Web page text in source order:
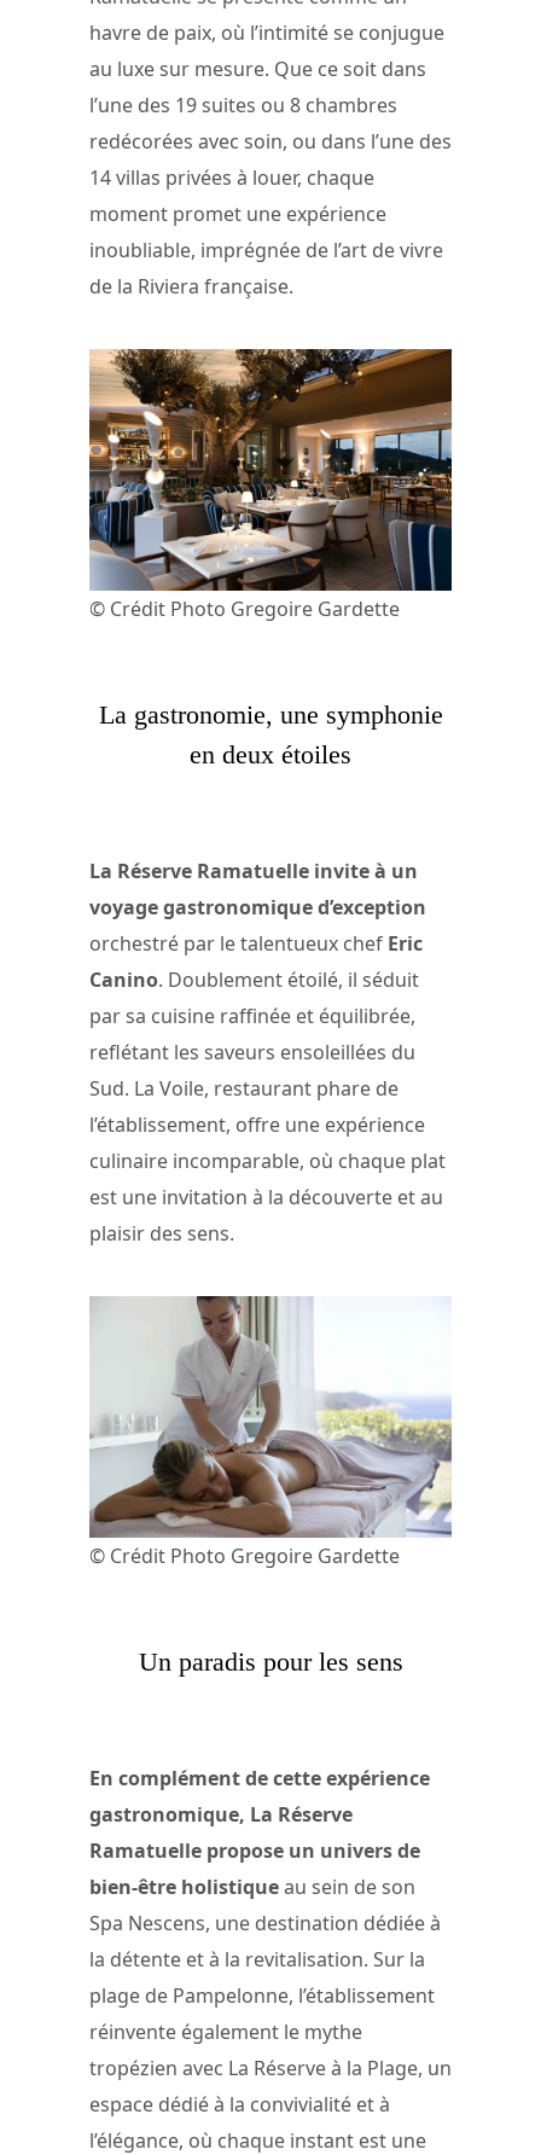
havre de paix, où l’intimité se conjugue
au luxe sur mesure. Que ce soit dans
l’une des 19 suites ou 8 chambres
redécorées avec soin, ou dans l’une des
14 villas privées à louer, chaque
moment promet une expérience
inoubliable, imprégnée de l’art de vivre
de la Riviera française.
© Crédit Photo Gregoire Gardette
La gastronomie, une symphonie
en deux étoiles
La Réserve Ramatuelle invite à un
voyage gastronomique d’exception
orchestré par le talentueux chef Eric
Canino. Doublement étoilé, il séduit
par sa cuisine raffinée et équilibrée,
reflétant les saveurs ensoleillées du
Sud. La Voile, restaurant phare de
l’établissement, offre une expérience
culinaire incomparable, où chaque plat
est une invitation à la découverte et au
plaisir des sens.
© Crédit Photo Gregoire Gardette
Un paradis pour les sens
En complément de cette expérience
gastronomique, La Réserve
Ramatuelle propose un univers de
bien-être holistiqueau sein de son
Spa Nescens, une destination dédiée à
la détente et à la revitalisation. Sur la
plage de Pampelonne, l’établissement
réinvente également le mythe
tropézien avec La Réserve à la Plage, un
espace dédié à la convivialité et à
l’élégance, où chaque instant est une